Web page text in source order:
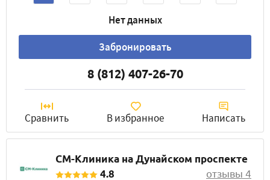
Нет данных
Забронировать
8 (812) 407-26-70
Сравнить В избранное Написать
СМ-Клиника на Дунайском проспекте
4.8
отзывы 4